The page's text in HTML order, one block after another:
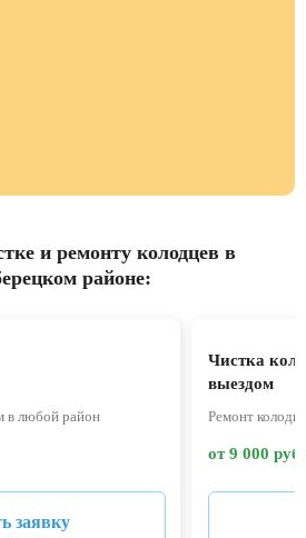
и ремонту колодцев в
районе:
в любой район
заявку
Чистка
выездом
Ремонт
от 9 000 руб.